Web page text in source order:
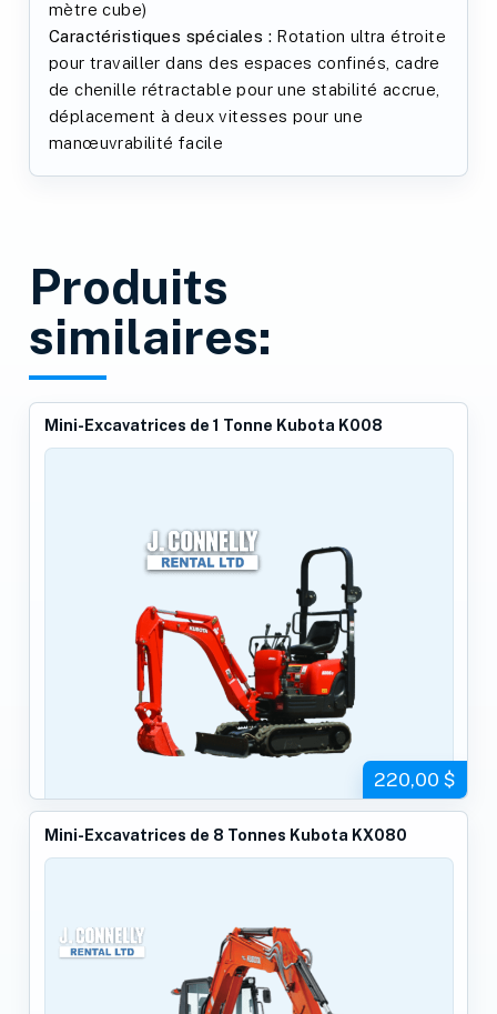
mètre cube)
Caractéristiques spéciales :Rotation ultra étroite
pour travailler dans des espaces confinés, cadre
de chenille rétractable pour une stabilité accrue,
déplacement à deux vitesses pour une
manœuvrabilité facile
Produits
similaires:
Mini-Excavatrices de 1 Tonne Kubota K008
220,00 $
Mini-Excavatrices de 8 Tonnes Kubota KX080